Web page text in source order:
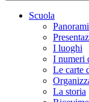
Scuola
I luoghi
I numeri
Le carte
La storia